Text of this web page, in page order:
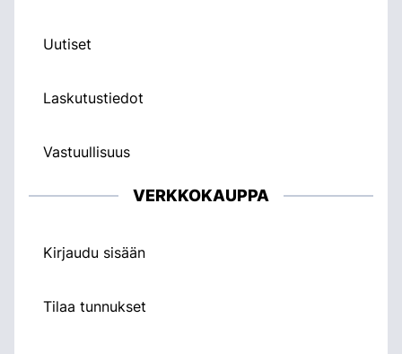
Uutiset
Laskutustiedot
Vastuullisuus
VERKKOKAUPPA
Kirjaudu sisään
Tilaa tunnukset